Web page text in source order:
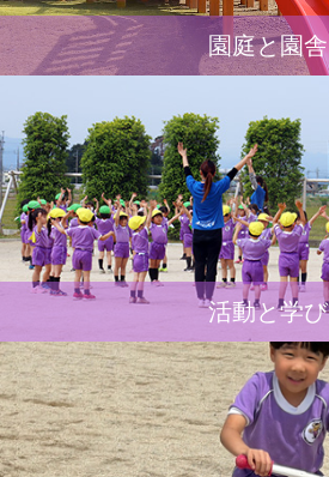
園庭と園舎
活動と学び